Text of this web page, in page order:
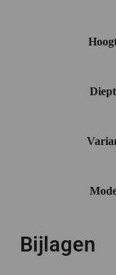
Bijlagen